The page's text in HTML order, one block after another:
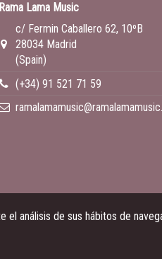
Lama Music
c/ Fermin Caballero 62, 10ºB
28034 Madrid
(Spain)
(+34) 91 521 71 59
análisis de sus hábitos de